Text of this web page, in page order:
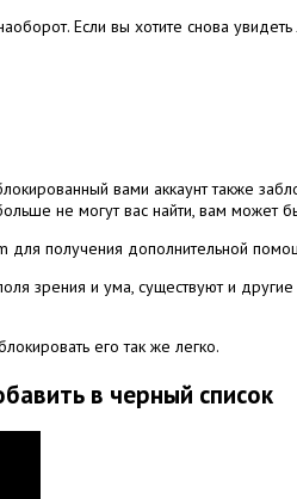
Если вы хотите снова
вами аккаунт также
не могут вас найти, вам может
для получения дополнительной
зрения и ума, существуют и
его так же легко.
в черный список